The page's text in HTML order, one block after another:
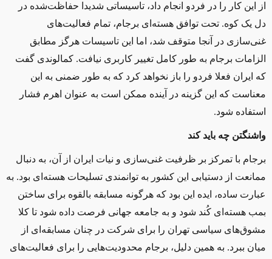
از این کار را در فردو انجام داد، تاسیساتی شدیدا حفاظت‌شده در
دل یک کوه. تحت توافق هسته‌ای برجام، تمام فعالیت‌های
غنی‌سازی در آنجا متوقف شد، اما این تاسیسات هرگز مطابق
الزامات برجام به طور کامل تغییر کاربری نیافت. کمالوندی گفت
که ایران فعلا فردو را باز نخواهد کرد که به طور ضمنی به این
معناست که این گزینه در آینده ممکن است به عنوان اهرم فشار
استفاده شود.
واشنگتن چه باید کند
برجام با تمرکز بر ظرفیت غنی‌سازی و نیات ایران از آن، به دنبال
ممانعت از دستیابی این کشور به توانمندی تسلیحات هسته‌ای بود. به
عبارت ساده، ایده این بود که هرگونه مسابقه بالقوه برای ساختن
بمب هسته‌ای کُند شود و به جامعه جهانی فرصت داده شود تا کلا
مشوق‌های سیاسی تهران را برای شرکت در چنان مسابقه‌ای از
میان ببرد. به همین دلیل، برجام محدودیت‌هایی را برای فعالیت‌های